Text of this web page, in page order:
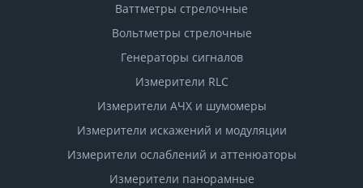
Ваттметры стрелочные
Вольтметры стрелочные
Генераторы сигналов
Измерители RLC
Измерители АЧХ и шумомеры
Измерители искажений и модуляции
Измерители ослаблений и аттенюаторы
Измерители панорамные